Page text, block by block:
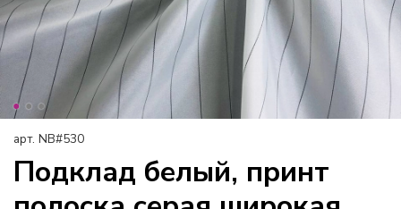
арт. NB#530
Подклад белый, принт